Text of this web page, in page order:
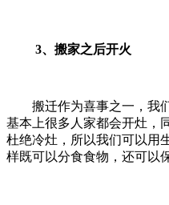
3、搬家之后开火
搬迁作为喜事之一，我们
基本上很多人家都会开灶，
杜绝冷灶，所以我们可以用
样既可以分食食物，还可以